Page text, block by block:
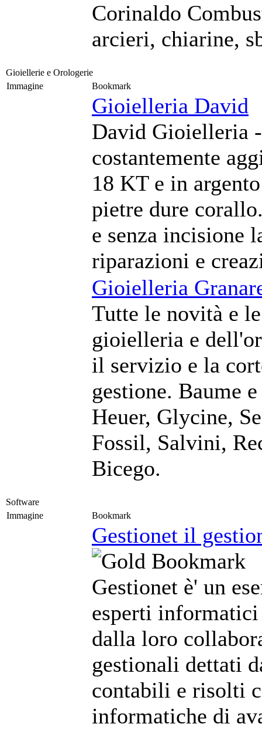
Corinaldo
arcieri, chiarine,
Gioiellerie e Orologerie
Immagine
Bookmark
Gioielleria David
David Gioielleria
costantemente
18 KT e in
pietre dure
e senza incisione
riparazioni e
Gioielleria
Tutte le novità e
gioielleria e
il servizio e la
gestione. Baume
Heuer, Glycine,
Fossil, Salvini,
Bicego.
Software
Immagine
Bookmark
Gestionet il
Gestionet è' un
esperti
dalla loro
gestionali dettati
contabili e risolti
informatiche di